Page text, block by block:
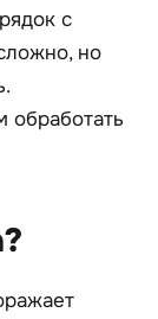
с
но
обработать